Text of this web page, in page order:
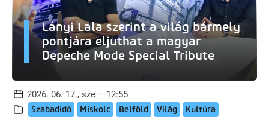
Lányi Lala szerint a világ bármely
pontjára eljuthat a magyar
Depeche Mode Special Tribute
2026. 06. 17., sze – 12:55
Szabadidő Miskolc Belföld Világ Kultúra